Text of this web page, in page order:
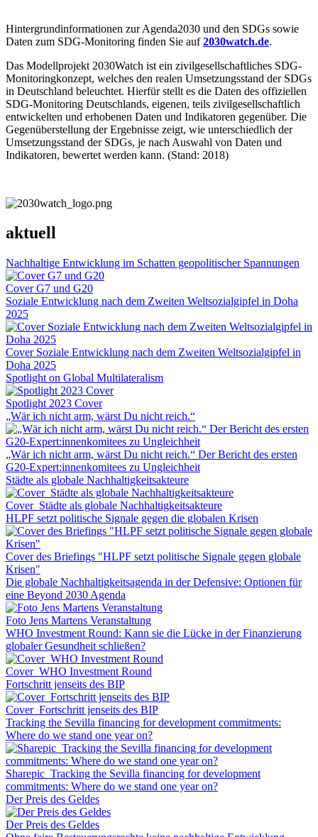
Hintergrundinformationen zur Agenda2030 und den SDGs sowie
Daten zum SDG-Monitoring finden Sie auf2030watch.de.
Das Modellprojekt 2030Watch ist ein zivilgesellschaftliches SDG-
Monitoringkonzept, welches den realen Umsetzungsstand der SDGs
in Deutschland beleuchtet. Hierfür stellt es die Daten des offiziellen
SDG-Monitoring Deutschlands, eigenen, teils zivilgesellschaftlich
entwickelten und erhobenen Daten und Indikatoren gegenüber. Die
Gegenüberstellung der Ergebnisse zeigt, wie unterschiedlich der
Umsetzungsstand der SDGs, je nach Auswahl von Daten und
Indikatoren, bewertet werden kann. (Stand: 2018)
aktuell
Nachhaltige Entwicklung im Schatten geopolitischer Spannungen
Cover G7 und G20
Soziale Entwicklung nach dem Zweiten Weltsozialgipfel in Doha
2025
Cover Soziale Entwicklung nach dem Zweiten Weltsozialgipfel in
Doha 2025
Spotlight on Global Multilateralism
Spotlight 2023 Cover
„Wär ich nicht arm, wärst Du nicht reich.“
„Wär ich nicht arm, wärst Du nicht reich.“ Der Bericht des ersten
G20-Expert:innenkomitees zu Ungleichheit
Städte als globale Nachhaltigkeitsakteure
Cover_Städte als globale Nachhaltigkeitsakteure
HLPF setzt politische Signale gegen die globalen Krisen
Cover des Briefings "HLPF setzt politische Signale gegen globale
Krisen"
Die globale Nachhaltigkeitsagenda in der Defensive: Optionen für
eine Beyond 2030 Agenda
Foto Jens Martens Veranstaltung
WHO Investment Round: Kann sie die Lücke in der Finanzierung
globaler Gesundheit schließen?
Cover_WHO Investment Round
Fortschritt jenseits des BIP
Cover_Fortschritt jenseits des BIP
Tracking the Sevilla financing for development commitments:
Where do we stand one year on?
Sharepic_Tracking the Sevilla financing for development
commitments: Where do we stand one year on?
Der Preis des Geldes
Der Preis des Geldes